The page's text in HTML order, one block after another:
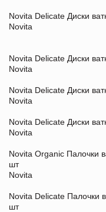
Novita Delicate Диски
Novita
Novita Delicate Диски
Novita
Novita Delicate Диски
Novita
Novita Delicate Диски
Novita
Novita Organic Палочки
шт
Novita
Novita Delicate Палочки
шт